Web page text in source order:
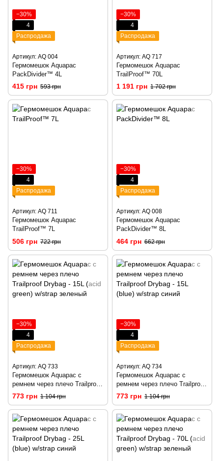
−30%
4
Распродажа
Артикул: AQ 004
Гермомешок Aquapac
PackDivider™ 4L
415 грн 593 грн
−30%
4
Распродажа
Артикул: AQ 717
Гермомешок Aquapac
TrailProof™ 70L
1 191 грн 1 702 грн
−30%
4
Распродажа
Артикул: AQ 711
Гермомешок Aquapac
TrailProof™ 7L
506 грн 722 грн
−30%
4
Распродажа
Артикул: AQ 008
Гермомешок Aquapac
PackDivider™ 8L
464 грн 662 грн
−30%
4
Распродажа
Артикул: AQ 733
Гермомешок Aquapac с
ремнем через плечо Trailproof
Drybag - 15L (acid green)
w/strap зеленый
773 грн 1 104 грн
−30%
4
Распродажа
Артикул: AQ 734
Гермомешок Aquapac с
ремнем через плечо Trailproof
Drybag - 15L (blue) w/strap
773 грн 1 104 грн